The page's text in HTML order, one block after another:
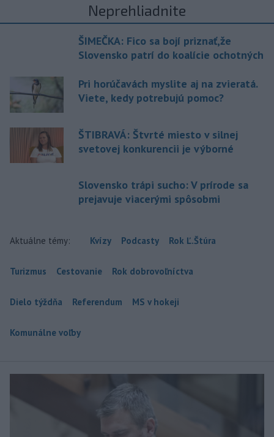
Neprehliadnite
ŠIMEČKA: Fico sa bojí priznať,že
Slovensko patrí do koalície ochotných
Pri horúčavách myslite aj na zvieratá.
Viete, kedy potrebujú pomoc?
ŠTIBRAVÁ: Štvrté miesto v silnej
svetovej konkurencii je výborné
Slovensko trápi sucho: V prírode sa
prejavuje viacerými spôsobmi
Aktuálne témy: Kvízy Podcasty Rok Ľ.Štúra
Turizmus Cestovanie Rok dobrovoľníctva
Dielo týždňa Referendum MS v hokeji
Komunálne voľby